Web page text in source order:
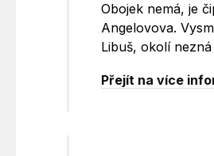
Obojek nemá, je
Angelovova.
Libuš, okolí
Přejít na více